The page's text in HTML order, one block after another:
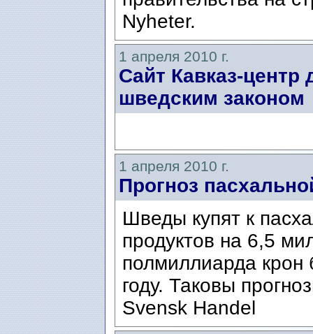
Nyheter.
1 апреля 2010 г.
Сайт Кавказ-центр
шведским законом
1 апреля 2010 г.
Прогноз
Шведы купят к
продуктов на 6,5
полмиллиарда
году. Таковы
Svensk Handel